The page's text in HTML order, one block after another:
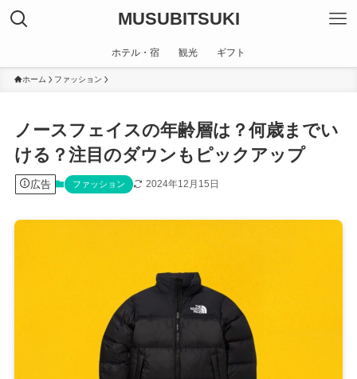
MUSUBITSUKI
ホテル・宿 観光 ギフト
ホーム ファッション
ノースフェイスの年齢層は？何歳までい
ける？注目のダウンもピックアップ
広告 ファッション 2024年12月15日